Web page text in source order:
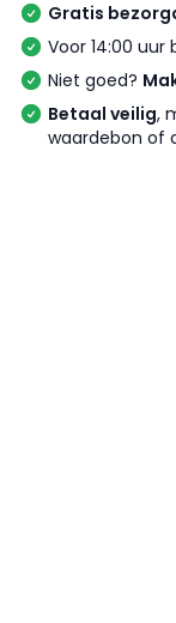
Gratis
Voor 14:00 uur
Niet goed?
Betaal veilig,
waardebon of